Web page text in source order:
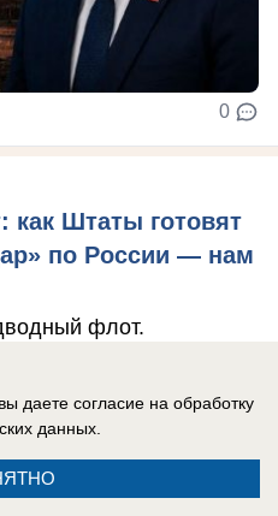
0
как Штаты готовят
по России — нам
флот.
даете согласие на обработку
данных.